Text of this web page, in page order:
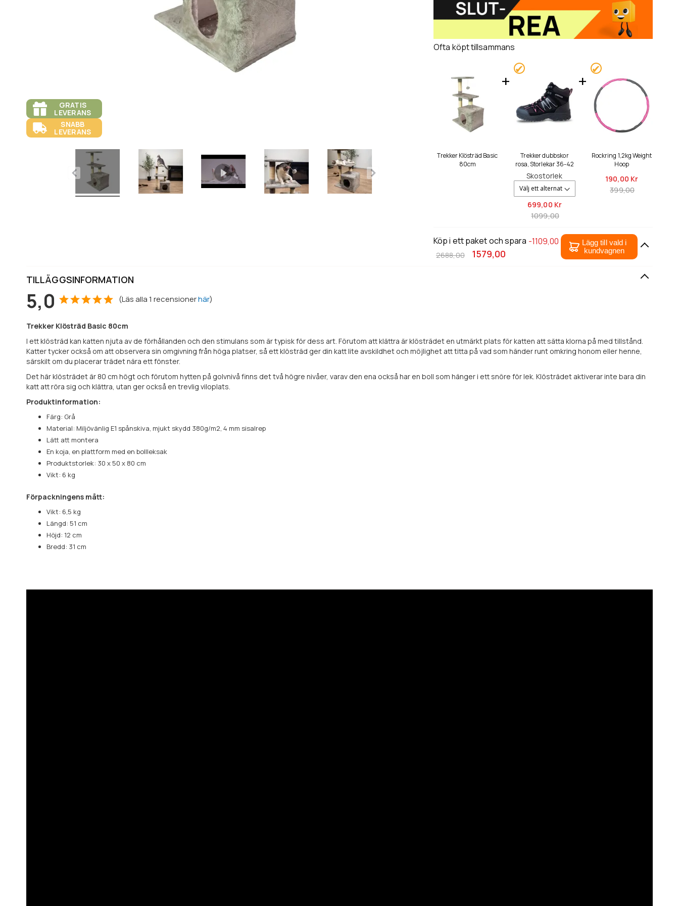
GRATIS
LEVERANS
SNABB
LEVERANS
Ofta köpt tillsammans
Trekker Klösträd Basic
80cm
Trekker dubbskor
rosa, Storlekar 36-42
Skostorlek
699,00 Kr
1099,00
Rockring 1,2kg Weight
Hoop
190,00 Kr
399,00
Lägg till vald i
kundvagnen
Köp i ett paket och spara -1109,00
1579,00
2688,00
TILLÄGGSINFORMATION
5,0 (Läs alla1 recensionerhär)
Trekker Klösträd Basic 80cm
I ett klösträd kan katten njuta av de förhållanden och den stimulans som är typisk för dess art. Förutom att klättra är klösträdet en utmärkt plats för katten att sätta klorna på med tillstånd.
Katter tycker också om att observera sin omgivning från höga platser, så ett klösträd ger din katt lite avskildhet och möjlighet att titta på vad som händer runt omkring honom eller henne,
särskilt om du placerar trädet nära ett fönster.
Det här klösträdet är 80 cm högt och förutom hytten på golvnivå finns det två högre nivåer, varav den ena också har en boll som hänger i ett snöre för lek. Klösträdet aktiverar inte bara din
katt att röra sig och klättra, utan ger också en trevlig viloplats.
Produktinformation:
Färg: Grå
Material: Miljövänlig E1 spånskiva, mjukt skydd 380g/m2, 4 mm sisalrep
Lätt att montera
En koja, en plattform med en bollleksak
Produktstorlek: 30 x 50 x 80 cm
Vikt: 6 kg
Förpackningens mått:
Vikt: 6,5 kg
Längd: 51 cm
Höjd: 12 cm
Bredd: 31 cm